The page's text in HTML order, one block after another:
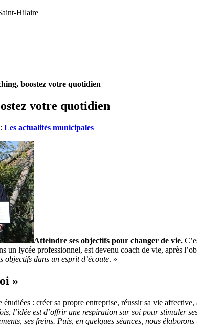
Hilaire
boostez votre quotidien
votre quotidien
Les actualités municipales
Atteindre ses objectifs pour changer de vie.
un lycée professionnel, est devenu coach de vie, après
objectifs dans un esprit d’écoute. »
»
: créer sa propre entreprise, réussir sa vie
l’idée est d’offrir une respiration sur soi pour stimuler
ses freins. Puis, en quelques séances, nous